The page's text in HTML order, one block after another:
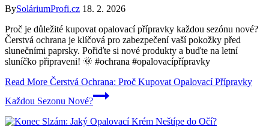
BySoláriumProfi.cz 18. 2. 2026
Proč je důležité kupovat opalovací přípravky každou sezónu nové?
Čerstvá ochrana je klíčová pro zabezpečení vaší pokožky před
slunečními paprsky. Pořiďte si nové produkty a buďte na letní
sluníčko připraveni! 🌞 #ochrana #opalovacípřípravky
Read More Čerstvá Ochrana: Proč Kupovat Opalovací Přípravky
Každou Sezonu Nové?